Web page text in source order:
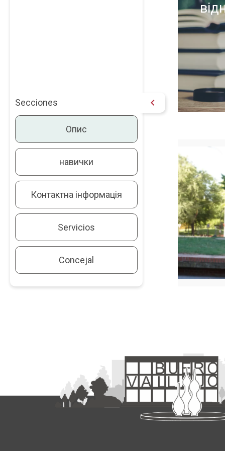
Secciones chevron_right
Опис
навички
Контактна інформація
Servicios
Concejal